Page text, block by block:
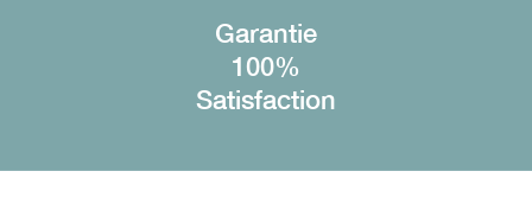
Garantie
100%
Satisfaction